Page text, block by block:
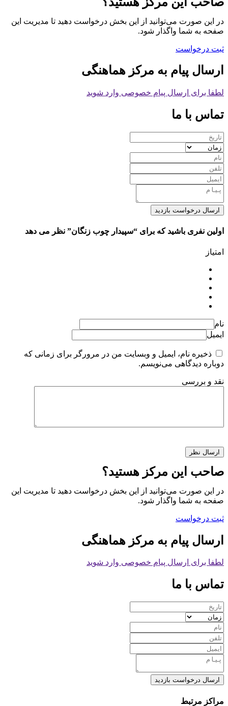
در این صورت می‌توانید از این بخش درخواست دهید تا مدیریت این
صفحه به شما واگذار شود.
ثبت درخواست
ارسال پیام به مرکز هماهنگی
لطفا برای ارسال پیام خصوصی وارد شوید
تماس با ما
ارسال درخواست بازدید
اولین نفری باشید که برای “سپیدار چوب زنگان” نظر می دهد
امتیاز
نام
ایمیل
ذخیره نام، ایمیل و وبسایت من در مرورگر برای زمانی که
دوباره دیدگاهی می‌نویسم.
نقد و بررسی
صاحب این مرکز هستید؟
در این صورت می‌توانید از این بخش درخواست دهید تا مدیریت این
صفحه به شما واگذار شود.
ثبت درخواست
ارسال پیام به مرکز هماهنگی
لطفا برای ارسال پیام خصوصی وارد شوید
تماس با ما
ارسال درخواست بازدید
مراکز مرتبط